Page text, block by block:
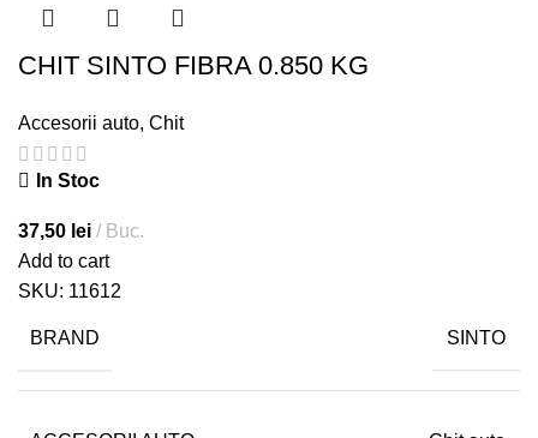
CHIT SINTO FIBRA 0.850 KG
Accesorii auto, Chit
In Stoc
37,50 lei
Buc.
Add to cart
SKU: 11612
BRAND SINTO